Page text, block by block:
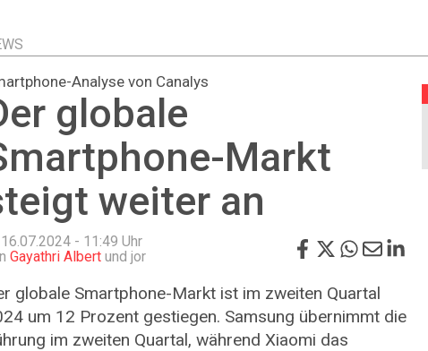
Analyse von Canalys
globale
Markt
weiter an
- 11:49 Uhr
Gayathri Albert und jor
globale Smartphone-Markt ist im zweiten Quartal
um 12 Prozent gestiegen. Samsung übernimmt die
im zweiten Quartal, während Xiaomi das